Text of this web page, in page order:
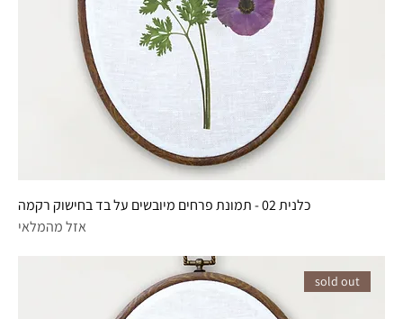
כלנית 02 - תמונת פרחים מיובשים על בד בחישוק רקמה
אזל מהמלאי
sold out